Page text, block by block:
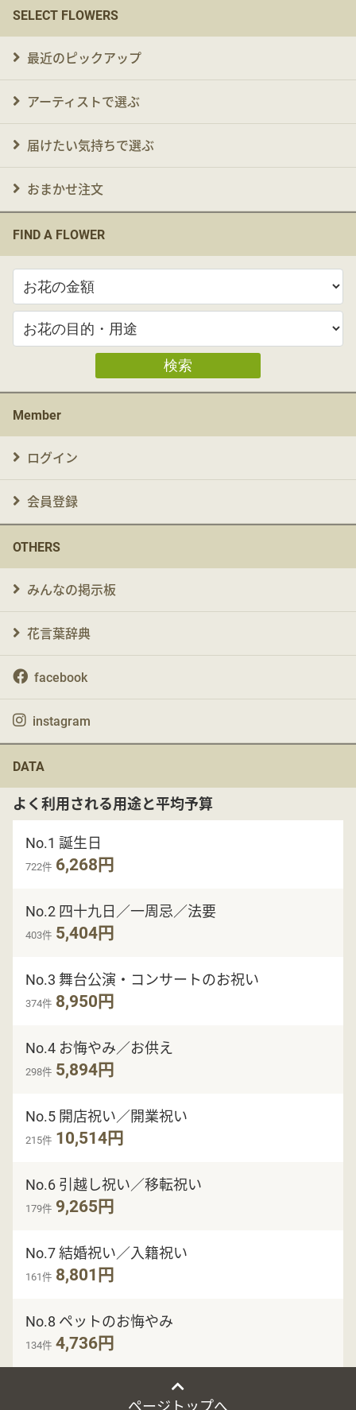
SELECT FLOWERS
最近のピックアップ
アーティストで選ぶ
届けたい気持ちで選ぶ
おまかせ注文
FIND A FLOWER
検索
Member
ログイン
会員登録
OTHERS
みんなの掲示板
花言葉辞典
facebook
instagram
DATA
よく利用される用途と平均予算
No.1 誕生日
722件 6,268円
No.2 四十九日／一周忌／法要
403件 5,404円
No.3 舞台公演・コンサートのお祝い
374件 8,950円
No.4 お悔やみ／お供え
298件 5,894円
No.5 開店祝い／開業祝い
215件 10,514円
No.6 引越し祝い／移転祝い
179件 9,265円
No.7 結婚祝い／入籍祝い
161件 8,801円
No.8 ペットのお悔やみ
134件 4,736円